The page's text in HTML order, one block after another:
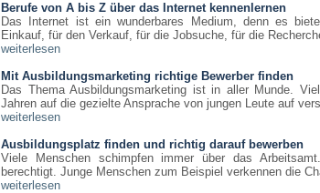
Berufe von A bis Z über das Internet kennenlernen
Das Internet ist ein wunderbares Medium, denn es
Einkauf, für den Verkauf, für die Jobsuche, für die
weiterlesen
Mit Ausbildungsmarketing richtige Bewerber finden
Das Thema Ausbildungsmarketing ist in aller Munde.
Jahren auf die gezielte Ansprache von jungen Leute auf
weiterlesen
Ausbildungsplatz finden und richtig darauf bewerben
Viele Menschen schimpfen immer über das
berechtigt. Junge Menschen zum Beispiel verkennen die
weiterlesen